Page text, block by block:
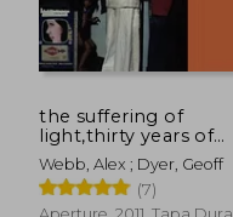
40%
the suffering of
light,thirty years of
photographs by alex
webb (en Inglés)
Webb, Alex ; Dyer, Geoff
(7)